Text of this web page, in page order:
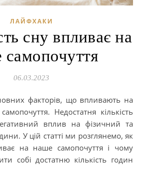
ЛАЙФХАКИ
сну впливає на
06.03.2023
Недостатня кількість
вплив на фізичний та
У цій статті ми розглянемо, як
на наше самопочуття і чому
собі достатню кількість годин